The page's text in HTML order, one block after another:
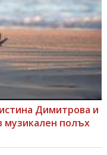
Димитрова и
музикален полъх